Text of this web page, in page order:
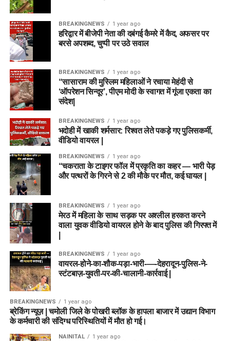
BREAKINGNEWS 1 year ago
हरिद्वार में बीजेपी नेता की दबंगई कैमरे में कैद, अफसर पर
बरसे अपशब्द, चुप्पी पर उठे सवाल
BREAKINGNEWS 1 year ago
“सासाराम की मुस्लिम महिलाओं ने रचाया मेहंदी से
‘ऑपरेशन सिन्दूर’, पीएम मोदी के स्वागत में गूंजा एकता का
संदेश|
BREAKINGNEWS 1 year ago
भदोही में खाकी शर्मसार: रिश्वत लेते पकड़े गए पुलिसकर्मी,
वीडियो वायरल |
BREAKINGNEWS 1 year ago
“चकराता के टाइगर फॉल में प्रकृति का कहर — भारी पेड़
और पत्थरों के गिरने से 2 की मौके पर मौत, कई घायल |
BREAKINGNEWS 1 year ago
मेरठ में महिला के साथ सड़क पर अश्लील हरकत करने
वाला युवक वीडियो वायरल होने के बाद पुलिस की गिरफ्त में
BREAKINGNEWS 1 year ago
वायरल-होने-का-शौक-पड़ा-भारी-—-देहरादून-पुलिस-ने-
स्टंटबाज़-युवती-पर-की-चालानी-कार्रवाई |
BREAKINGNEWS 1 year ago
ब्रेकिंग न्यूज़ | चमोली जिले के पोखरी ब्लॉक के हापला बाजार में उद्यान विभाग
के कर्मचारी की संदिग्ध परिस्थितियों में मौत हो गई।
NAINITAL 1 year ago